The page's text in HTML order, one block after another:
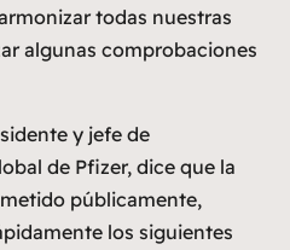
todas nuestras
algunas comprobaciones
y jefe de
de Pfizer, dice que la
públicamente,
los siguientes